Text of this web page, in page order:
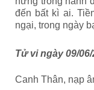
đến bất kì ai.
ngại, trong ngày
Tử vi ngày 09/
Canh Thân, nạp